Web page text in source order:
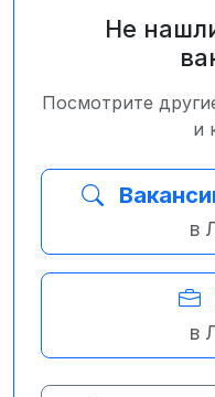
Не
Посмотрите
и
в
в